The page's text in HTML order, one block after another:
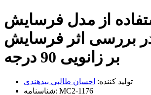
از مدل فرسایش
بررسی اثر فرسایش
بر زانویی 90 درجه
تولید کننده: احسان طالبی بیدهندی
شناسنامه: MC2-1176